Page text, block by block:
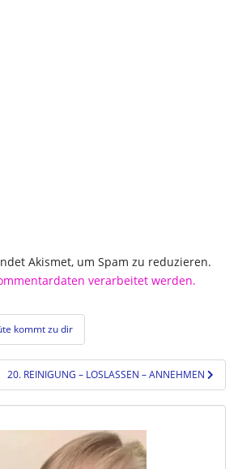
Akismet, um Spam zu reduzieren.
verarbeitet werden.
kommt zu dir
20. REINIGUNG – LOSLASSEN – ANNEHMEN